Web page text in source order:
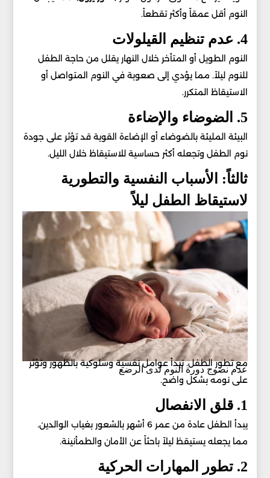
النوم أقل عمقاً وأكثر تقطعاً.
4. عدم تنظيم القيلولات
النوم الطويل أو المتأخر خلال النهار يقلل من حاجة الطفل
للنوم ليلاً. مما يؤدي إلى صعوبة في النوم المتواصل أو
الاستيقاظ المتكرر.
5. الضوضاء والإضاءة
البيئة المليئة بالضوضاء أو الإضاءة القوية قد تؤثر على جودة
نوم الطفل وتجعله أكثر حساسية للاستيقاظ خلال الليل.
ثالثاً: الأسباب النفسية والتطورية
لاستيقاظ الطفل ليلاً
عدم نضوج دورة النوم لدى الرضع
مع تطور الطفل. تبدأ عوامل نفسية وسلوكية بالظهور وتؤثر
على نومه بشكل واضح.
1. قلق الانفصال
يبدأ الطفل عادة من عمر 6 أشهر بالشعور بغياب الوالدين.
مما يجعله يستيقظ ليلاً باحثاً عن الأمان والطمأنينة.
2. تطور المهارات الحركية